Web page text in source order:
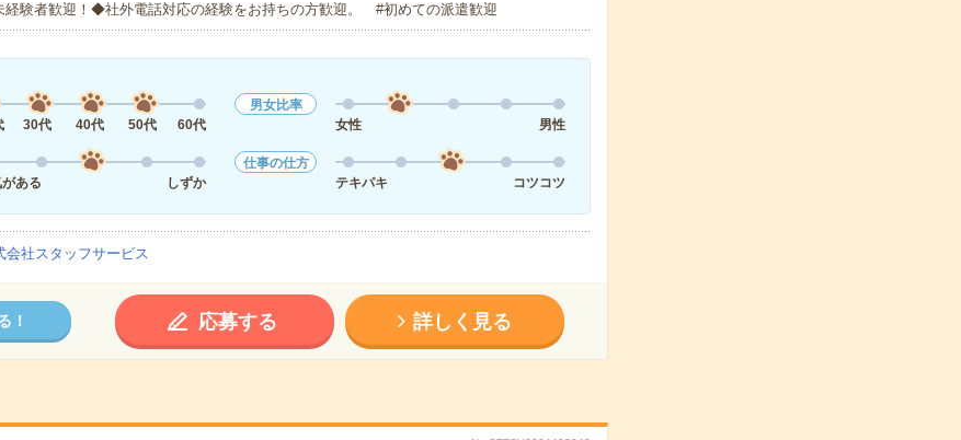
験者歓迎！◆社外電話対応の経験をお持ちの方歓迎。 #初めての派遣歓迎
30代 40代 50代 60代
男女比率
女性
男性
ある
しずか
仕事の仕方
テキパキ
コツコツ
会社スタッフサービス
！ 応募する 詳しく見る